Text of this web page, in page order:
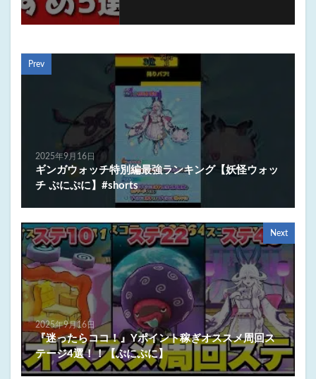
Prev
2025年9月16日
ギンガウォッチ特別編最強ランキング【妖怪ウォッ
チ ぷにぷに】#shorts
Next
2025年9月16日
『迷ったらココ！』Yポイント稼ぎオススメ周回ス
テージ4選！！【ぷにぷに】